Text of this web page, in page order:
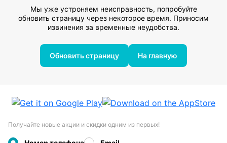
Мы уже устроняем неисправность, попробуйте
обновить страницу через некоторое время. Приносим
извинения за временные неудобства.
Обновить страницу На главную
Получайте новые акции и скидки одним из первых!